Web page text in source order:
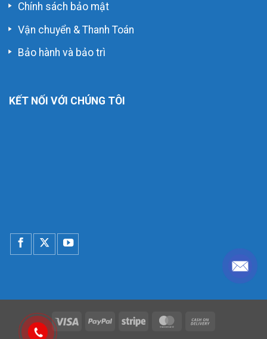
Chính sách bảo mật
Vận chuyển & Thanh Toán
Bảo hành và bảo trì
KẾT NỐI VỚI CHÚNG TÔI
Visa PayPal Stripe MasterCard